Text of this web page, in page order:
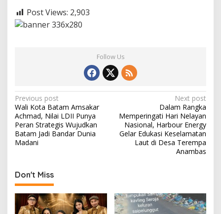
Post Views: 2,903
Follow Us
P
o
s
t
a
v
i
g
Previous post
Wali Kota Batam Amsakar
Achmad, Nilai LDII Punya
Peran Strategis Wujudkan
Batam Jadi Bandar Dunia
Madani
Next post
Dalam Rangka
Memperingati Hari Nelayan
Nasional, Harbour Energy
Gelar Edukasi Keselamatan
Laut di Desa Terempa
Anambas
Don't Miss